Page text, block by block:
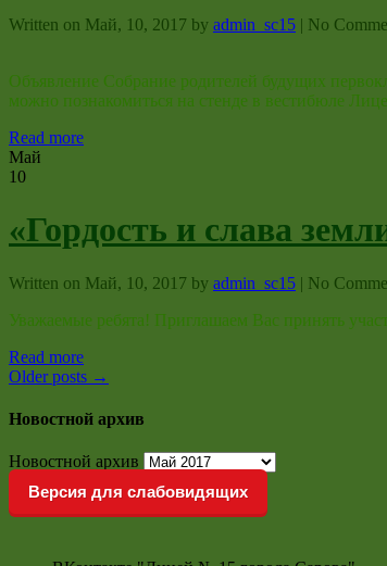
Written on Май, 10, 2017 by admin_sc15 | No
Объявление Собрание родителей будущих
можно познакомиться на стенде в вестибюле
Read more
Май
10
«Гордость и слава
Written on Май, 10, 2017 by admin_sc15 | No
Уважаемые ребята! Приглашаем Вас принять
Read more
Older posts →
Новостной архив
Новостной архив
Версия для слабовидящих